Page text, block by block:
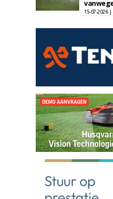
15-07-2026 |